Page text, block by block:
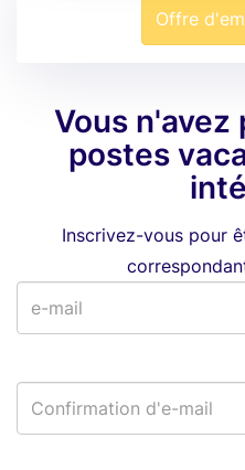
Offre
Vous n'avez
postes
Inscrivez-vous pour